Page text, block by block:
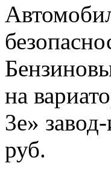
на
3е»
руб.